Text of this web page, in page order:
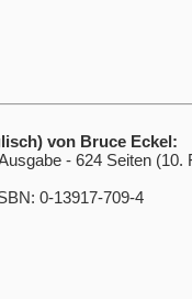
von Bruce Eckel:
- 624 Seiten (10.
0-13917-709-4